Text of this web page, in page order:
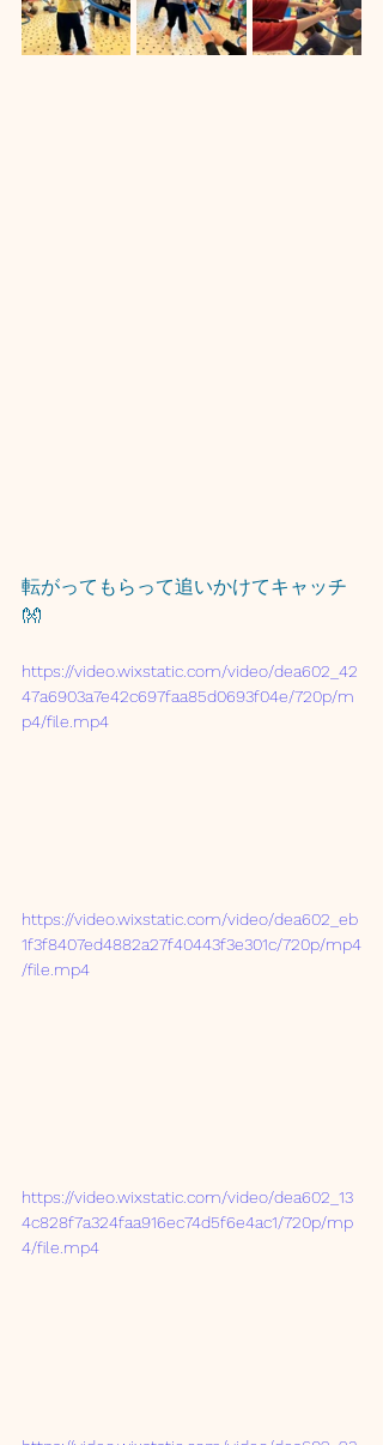
転がってもらって追いかけてキャッチ
👐
https://video.wixstatic.com/video/dea602_42
47a6903a7e42c697faa85d0693f04e/720p/m
p4/file.mp4
https://video.wixstatic.com/video/dea602_eb
1f3f8407ed4882a27f40443f3e301c/720p/mp4
/file.mp4
https://video.wixstatic.com/video/dea602_13
4c828f7a324faa916ec74d5f6e4ac1/720p/mp
4/file.mp4